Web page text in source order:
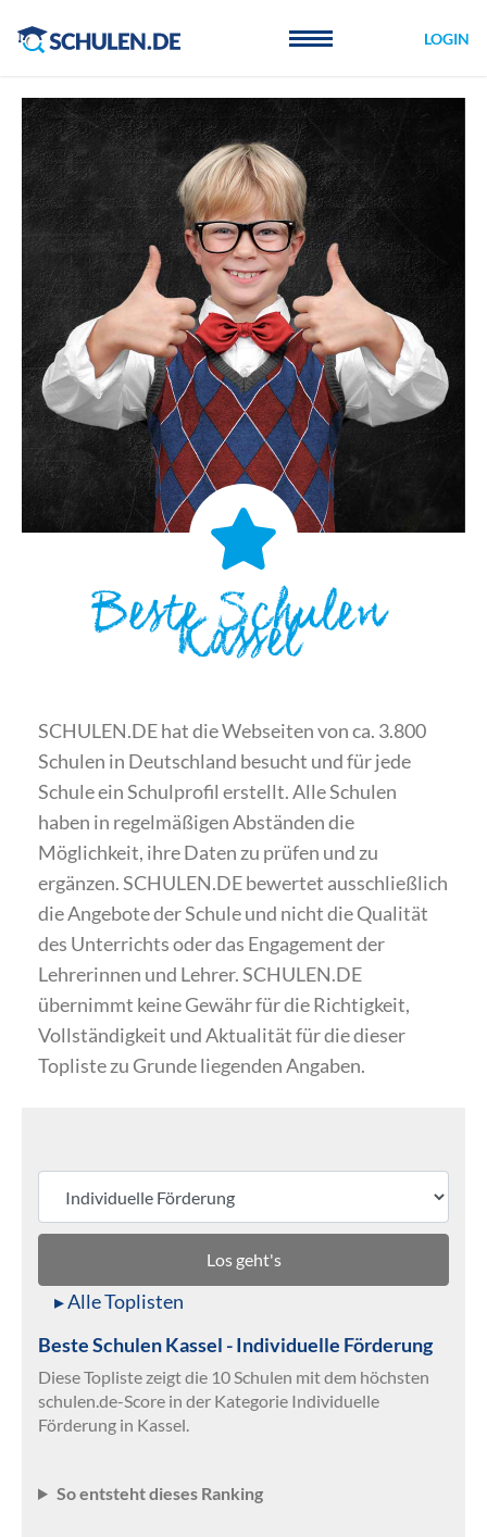
LOGIN
Beste Schulen
Kassel
SCHULEN.DE hat die Webseiten von ca. 3.800
Schulen in Deutschland besucht und für jede
Schule ein Schulprofil erstellt. Alle Schulen
haben in regelmäßigen Abständen die
Möglichkeit, ihre Daten zu prüfen und zu
ergänzen. SCHULEN.DE bewertet ausschließlich
die Angebote der Schule und nicht die Qualität
des Unterrichts oder das Engagement der
Lehrerinnen und Lehrer. SCHULEN.DE
übernimmt keine Gewähr für die Richtigkeit,
Vollständigkeit und Aktualität für die dieser
Topliste zu Grunde liegenden Angaben.
Los geht's
▸ Alle Toplisten
Beste Schulen Kassel - Individuelle Förderung
Diese Topliste zeigt die 10 Schulen mit dem höchsten
schulen.de-Score in der Kategorie Individuelle
Förderung in Kassel.
So entsteht dieses Ranking